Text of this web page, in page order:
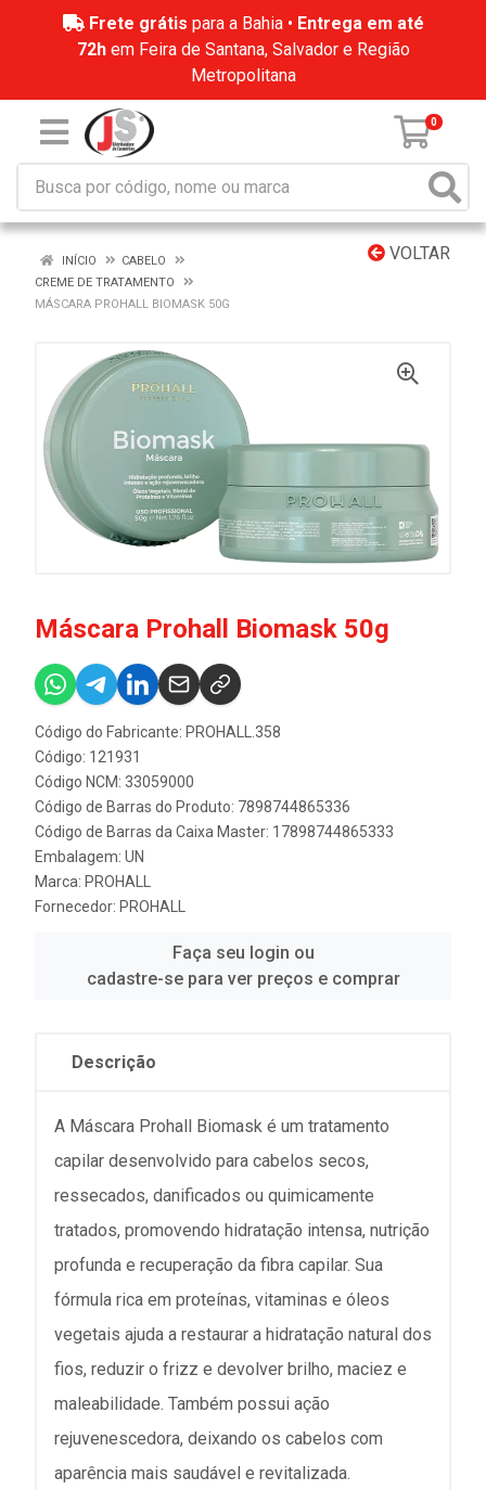
Frete grátis para a Bahia • Entrega em até
72hem Feira de Santana, Salvador e Região
Metropolitana
0
VOLTAR
INÍCIO
CABELO
CREME DE TRATAMENTO
MÁSCARA PROHALL BIOMASK 50G
Máscara Prohall Biomask 50g
Código do Fabricante: PROHALL.358
Código: 121931
Código NCM: 33059000
Código de Barras do Produto: 7898744865336
Código de Barras da Caixa Master: 17898744865333
Embalagem: UN
Marca: PROHALL
Fornecedor: PROHALL
Faça seu login ou
cadastre-se para ver preços e comprar
Descrição
A Máscara Prohall Biomask é um tratamento
capilar desenvolvido para cabelos secos,
ressecados, danificados ou quimicamente
tratados, promovendo hidratação intensa, nutrição
profunda e recuperação da fibra capilar. Sua
fórmula rica em proteínas, vitaminas e óleos
vegetais ajuda a restaurar a hidratação natural dos
fios, reduzir o frizz e devolver brilho, maciez e
maleabilidade. Também possui ação
rejuvenescedora, deixando os cabelos com
aparência mais saudável e revitalizada.